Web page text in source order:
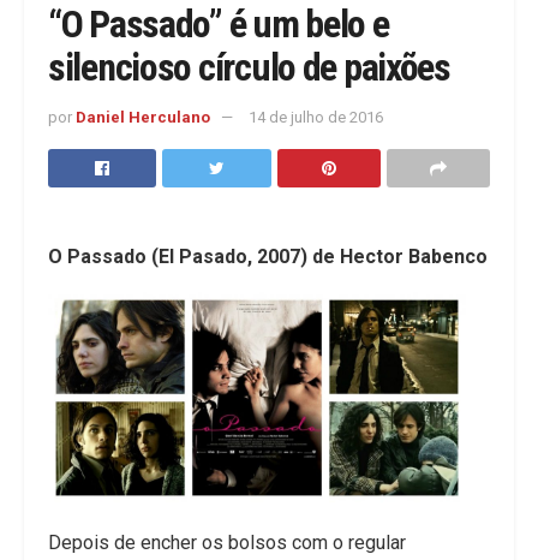
“O Passado” é um belo e
silencioso círculo de paixões
por Daniel Herculano 14 de julho de 2016
O Passado (El Pasado, 2007) de Hector Babenco
Depois de encher os bolsos com o regular